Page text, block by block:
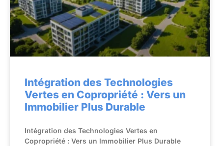
Intégration des Technologies
Vertes en Copropriété : Vers un
Immobilier Plus Durable
Intégration des Technologies Vertes en
Copropriété : Vers un Immobilier Plus Durable